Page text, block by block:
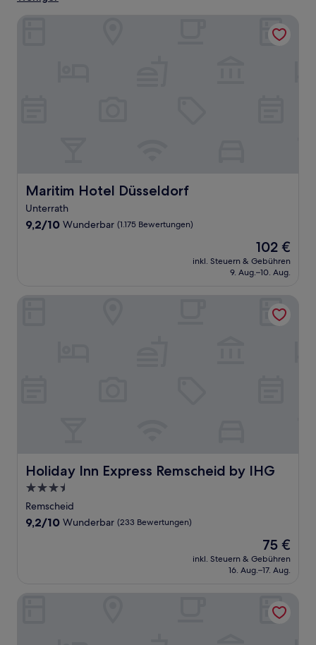
Maritim Hotel Düsseldorf
Maritim Hotel Düsseldorf
Unterrath
9.2
9,2/10 Wunderbar (1.175 Bewertungen)
Der
Preis
beträgt
102 €
inkl. Steuern & Gebühren
9. Aug.–10. Aug.
Holiday Inn Express Remscheid by IHG
Holiday Inn Express Remscheid by IHG
3.5-
Sterne-
Unterkunft
Remscheid
9.2
9,2/10 Wunderbar (233 Bewertungen)
Der
Preis
beträgt
75 €
inkl. Steuern & Gebühren
16. Aug.–17. Aug.